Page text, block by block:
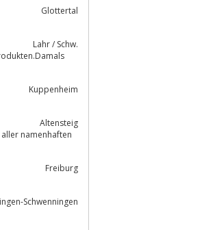
Glottertal
Lahr / Schw.
Kuppenheim
Altensteig
namenhaften
Freiburg
Schwenningen